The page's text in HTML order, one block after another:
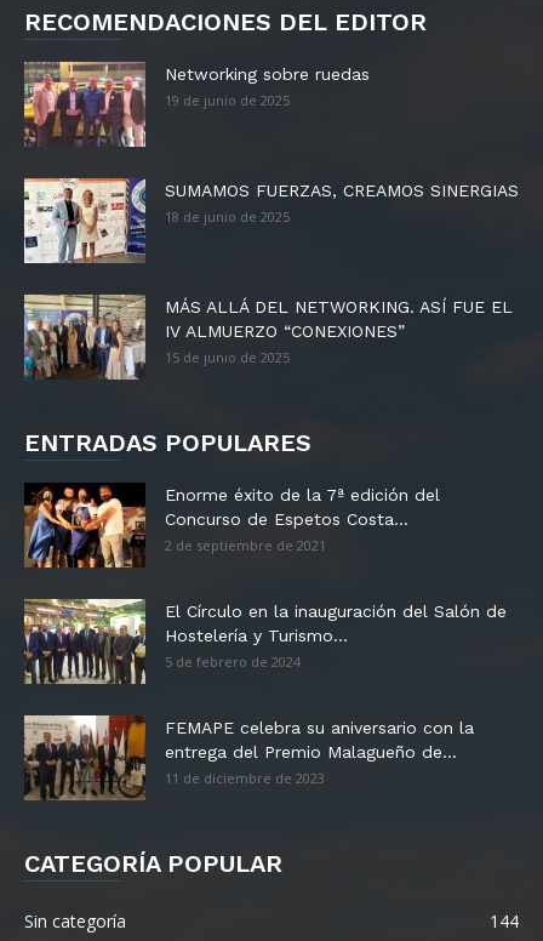
RECOMENDACIONES DEL EDITOR
Networking sobre ruedas
19 de junio de 2025
SUMAMOS FUERZAS, CREAMOS SINERGIAS
18 de junio de 2025
MÁS ALLÁ DEL NETWORKING. ASÍ FUE EL
IV ALMUERZO “CONEXIONES”
15 de junio de 2025
ENTRADAS POPULARES
Enorme éxito de la 7ª edición del
Concurso de Espetos Costa...
2 de septiembre de 2021
El Círculo en la inauguración del Salón de
Hostelería y Turismo...
5 de febrero de 2024
FEMAPE celebra su aniversario con la
entrega del Premio Malagueño de...
11 de diciembre de 2023
CATEGORÍA POPULAR
Sin categoría
144